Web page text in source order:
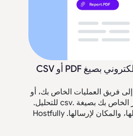
إرسال التقارير عبر البريد الإلكتروني بصيغ PDF أو CSV
أرسل تقارير التناوب بصيغة .pdf إلى فريق العمليات الخاص بك، أو
لقطات RevPar إلى مدير التسعير الخاص بك بصيغة .csv للتحليل.
فقط اختر الصيغة، والوقت لإرسالها، والمكان لإرسالها. Hostfully